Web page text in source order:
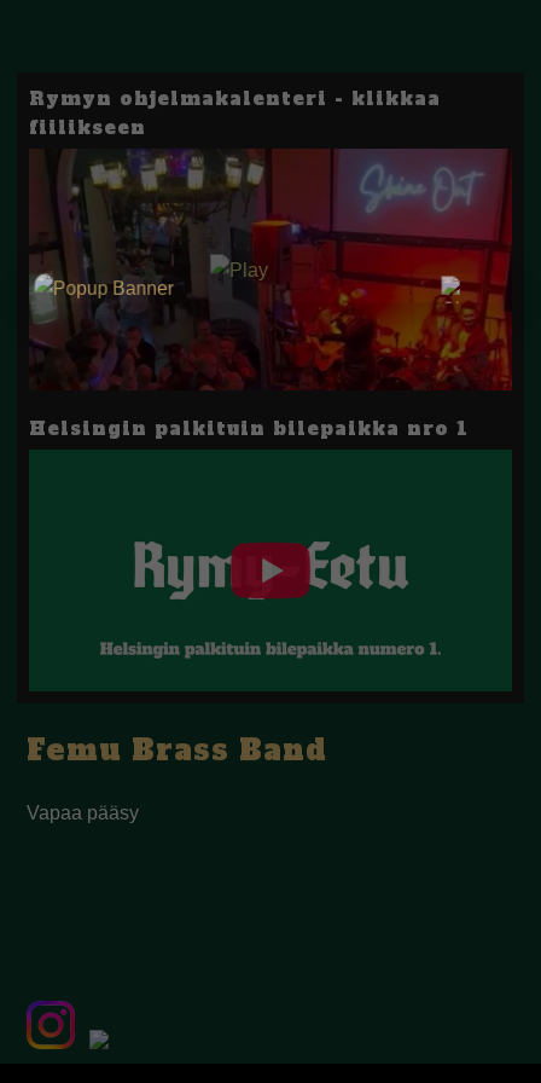
Rymyn ohjelmakalenteri - klikkaa
fiilikseen
Helsingin palkituin bilepaikka nro 1
Femu Brass Band
Vapaa pääsy